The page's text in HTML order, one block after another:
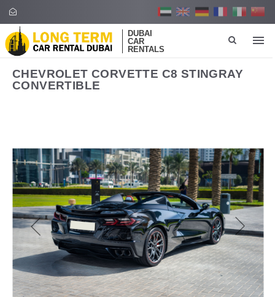
DUBAI
CAR
RENTALS
CHEVROLET CORVETTE C8 STINGRAY
CONVERTIBLE